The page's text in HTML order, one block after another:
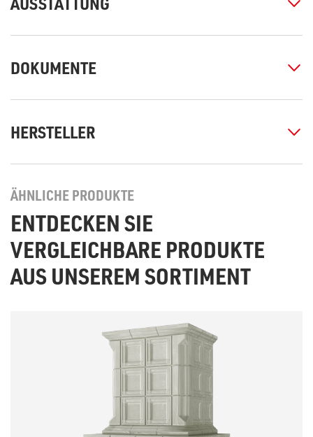
DOKUMENTE
HERSTELLER
ÄHNLICHE PRODUKTE
ENTDECKEN SIE
VERGLEICHBARE PRODUKTE
AUS UNSEREM SORTIMENT